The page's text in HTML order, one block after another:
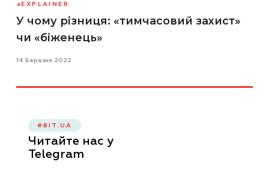
EXPLAINER
У чому різниця: «тимчасовий захист»
чи «біженець»
14 Березня 2022
#BIT.UA
Читайте нас у
Telegram